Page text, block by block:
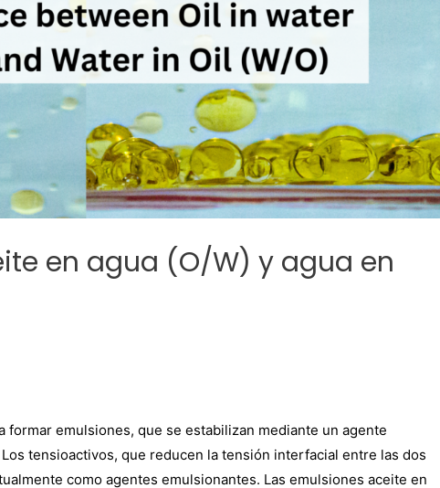
en agua (O/W) y agua en
formar emulsiones, que se estabilizan mediante un agente
tensioactivos, que reducen la tensión interfacial entre las dos
como agentes emulsionantes. Las emulsiones aceite en